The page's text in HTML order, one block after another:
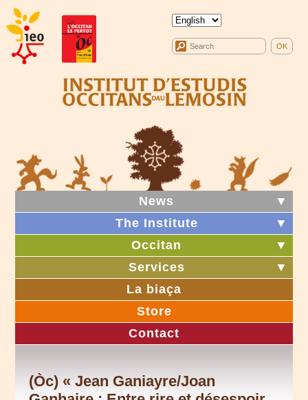
News
▼
The Institute
▼
Occitan
▼
Services
▼
La biaça
Store
Contact
(Òc) « Jean Ganiayre/Joan